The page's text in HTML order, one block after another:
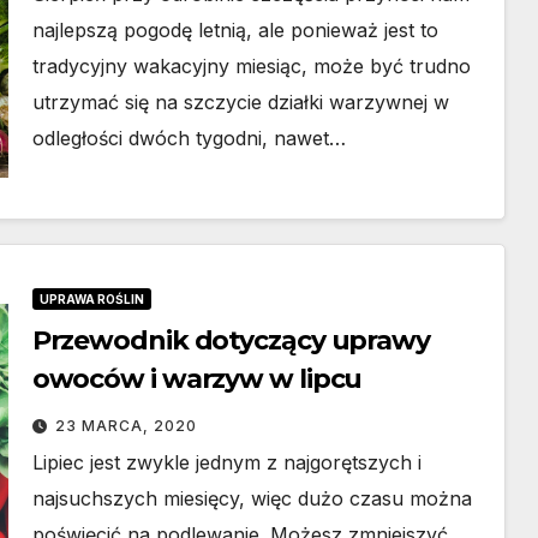
najlepszą pogodę letnią, ale ponieważ jest to
tradycyjny wakacyjny miesiąc, może być trudno
utrzymać się na szczycie działki warzywnej w
odległości dwóch tygodni, nawet…
UPRAWA ROŚLIN
Przewodnik dotyczący uprawy
owoców i warzyw w lipcu
23 MARCA, 2020
Lipiec jest zwykle jednym z najgorętszych i
najsuchszych miesięcy, więc dużo czasu można
vs wewnętrzne –
podstawowe
różnice
konstrukcyjne i
funkcjonalne
15 LUTEGO, 2026